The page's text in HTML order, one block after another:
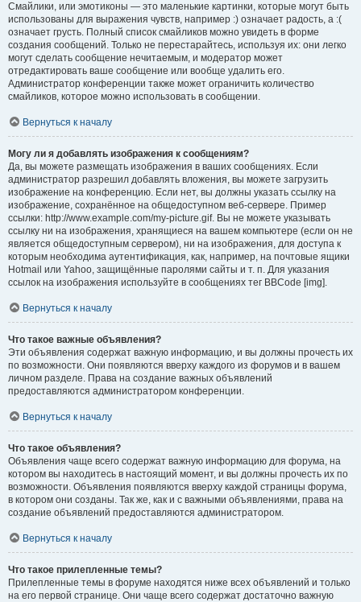
Смайлики, или эмотиконы — это маленькие картинки, которые могут быть
использованы для выражения чувств, например :) означает радость, а :(
означает грусть. Полный список смайликов можно увидеть в форме
создания сообщений. Только не перестарайтесь, используя их: они легко
могут сделать сообщение нечитаемым, и модератор может
отредактировать ваше сообщение или вообще удалить его.
Администратор конференции также может ограничить количество
смайликов, которое можно использовать в сообщении.
Вернуться к началу
Могу ли я добавлять изображения к сообщениям?
Да, вы можете размещать изображения в ваших сообщениях. Если
администратор разрешил добавлять вложения, вы можете загрузить
изображение на конференцию. Если нет, вы должны указать ссылку на
изображение, сохранённое на общедоступном веб-сервере. Пример
ссылки: http://www.example.com/my-picture.gif. Вы не можете указывать
ссылку ни на изображения, хранящиеся на вашем компьютере (если он не
является общедоступным сервером), ни на изображения, для доступа к
которым необходима аутентификация, как, например, на почтовые ящики
Hotmail или Yahoo, защищённые паролями сайты и т. п. Для указания
ссылок на изображения используйте в сообщениях тег BBCode [img].
Вернуться к началу
Что такое важные объявления?
Эти объявления содержат важную информацию, и вы должны прочесть их
по возможности. Они появляются вверху каждого из форумов и в вашем
личном разделе. Права на создание важных объявлений
предоставляются администратором конференции.
Вернуться к началу
Что такое объявления?
Объявления чаще всего содержат важную информацию для форума, на
котором вы находитесь в настоящий момент, и вы должны прочесть их по
возможности. Объявления появляются вверху каждой страницы форума,
в котором они созданы. Так же, как и с важными объявлениями, права на
создание объявлений предоставляются администратором.
Вернуться к началу
Что такое прилепленные темы?
Прилепленные темы в форуме находятся ниже всех объявлений и только
на его первой странице. Они чаще всего содержат достаточно важную